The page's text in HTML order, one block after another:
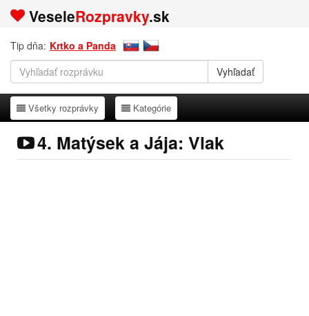
VeseleRozpravky.sk
Tip dňa: Krtko a Panda
Všetky rozprávky
Všetky rozprávky Kategórie
Kategórie
4. Matýsek a Jája: Vlak